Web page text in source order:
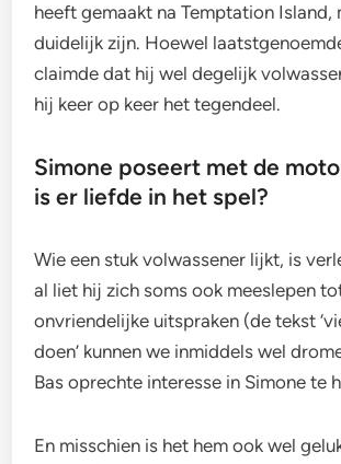
heeft gemaakt na Temptation Island,
duidelijk zijn. Hoewel
claimde dat hij wel degelijk
hij keer op keer het tegendeel.
Simone poseert met de
is er liefde in het spel?
Wie een stuk volwassener lijkt, is
al liet hij zich soms ook meeslepen
onvriendelijke uitspraken (de tekst
doen’ kunnen we inmiddels wel
Bas oprechte interesse in Simone te
En misschien is het hem ook wel